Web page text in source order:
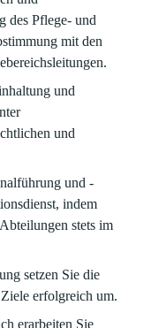
des Pflege- und
mit den
und
und
und -
indem
stets im
setzen Sie die
erfolgreich um.
erarbeiten Sie